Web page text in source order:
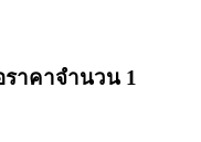
าคาจำนวน 1